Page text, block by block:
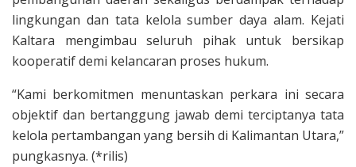
lingkungan dan tata kelola sumber daya alam. Kejati
Kaltara mengimbau seluruh pihak untuk bersikap
kooperatif demi kelancaran proses hukum.
“Kami berkomitmen menuntaskan perkara ini secara
objektif dan bertanggung jawab demi terciptanya tata
kelola pertambangan yang bersih di Kalimantan Utara,”
pungkasnya. (*rilis)